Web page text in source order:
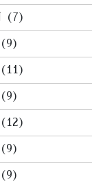
(7)
(9)
(11)
(9)
(12)
(9)
(9)